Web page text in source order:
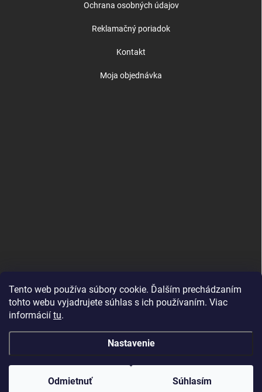
Tento web používa súbory cookie. Ďalším prechádzaním
tohto webu vyjadrujete súhlas s ich používaním. Viac
informácií tu.
Nastavenie
Odmietnuť Súhlasím
Ochrana osobných údajov
Reklamačný poriadok
Kontakt
Moja objednávka
Good E-shops have logic. SALELOGICS
Copyright 2026 Herné PC Zostavy . Všetky práva vyhradené.